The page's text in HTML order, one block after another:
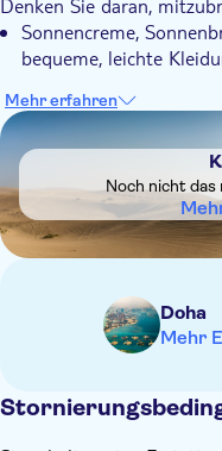
Denken Sie daran,
Sonnencreme,
bequeme, leichte
Mehr erfahren
DSA1Katar Wüste
Noch nicht
Doha
Mehr